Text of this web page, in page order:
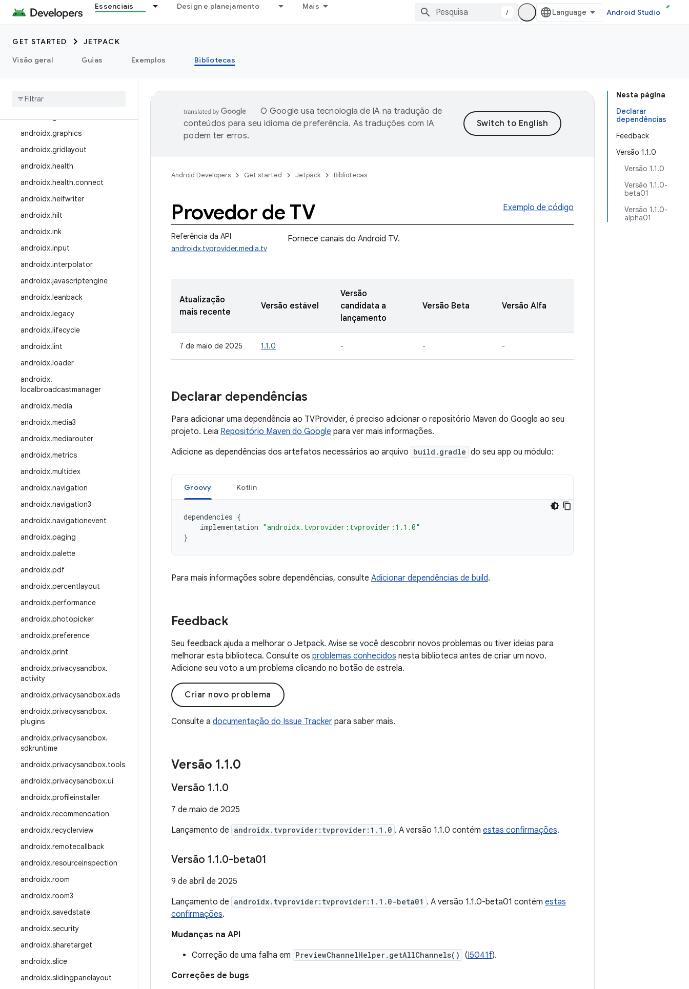
Essenciais Design e planejamento Mais
/ Android Studio
GET STARTED
JETPACK
Visão geral
Guias Exemplos Bibliotecas
androidx.emoji2
androidx
androidx.graphics
androidx.gridlayout
androidx.health
androidx.health.connect
androidx.heifwriter
androidx.hilt
androidx.ink
androidx.input
androidx.interpolator
androidx.javascriptengine
androidx.leanback
androidx.legacy
androidx.lifecycle
androidx.lint
androidx.loader
androidx.
localbroadcastmanager
androidx.media
androidx.media3
androidx.mediarouter
androidx.metrics
androidx.multidex
androidx.navigation
androidx.navigation3
androidx.navigationevent
androidx.paging
androidx.palette
androidx.pdf
androidx.percentlayout
androidx.performance
androidx.photopicker
androidx.preference
androidx.print
androidx.privacysandbox.
activity
androidx.privacysandbox.ads
androidx.privacysandbox.
plugins
androidx.privacysandbox.
sdkruntime
androidx.privacysandbox.tools
androidx.privacysandbox.ui
androidx.profileinstaller
androidx.recommendation
androidx.recyclerview
androidx.remotecallback
androidx.resourceinspection
androidx.room
androidx.room3
androidx.savedstate
androidx.security
androidx.sharetarget
androidx.slice
androidx.slidingpanelayout
Nesta página
Declarar
dependências
Feedback
Versão 1.1.0
Versão 1.1.0
Versão 1.1.0-
beta01
Versão 1.1.0-
alpha01
O Google usa tecnologia de IA na tradução de
conteúdos para seu idioma de preferência. As traduções com IA
podem ter erros.
Android Developers Get started Jetpack Bibliotecas
Provedor de TV Exemplo de código
Referência da API
androidx.tvprovider.media.tv
Fornece canais do Android TV.
Atualização
mais recente
Versão estável
Versão
candidata a
lançamento
Versão Beta Versão Alfa
7 de maio de 2025 1.1.0 - - -
Declarar dependências
Para adicionar uma dependência ao TVProvider, é preciso adicionar o repositório Maven do Google ao seu
projeto. Leia Repositório Maven do Google para ver mais informações.
Adicione as dependências dos artefatos necessários ao arquivo build.gradle do seu app ou módulo:
Groovy Kotlin
dependencies {
implementation "androidx.tvprovider:tvprovider:1.1.0"
}
Para mais informações sobre dependências, consulte Adicionar dependências de build.
Feedback
Seu feedback ajuda a melhorar o Jetpack. Avise se você descobrir novos problemas ou tiver ideias para
melhorar esta biblioteca. Consulte os problemas conhecidos nesta biblioteca antes de criar um novo.
Adicione seu voto a um problema clicando no botão de estrela.
Criar novo problema
Consulte a documentação do Issue Tracker para saber mais.
Versão 1.1.0
Versão 1.1.0
7 de maio de 2025
Lançamento de androidx.tvprovider:tvprovider:1.1.0 . A versão 1.1.0 contém estas confirmações.
Versão 1.1.0-beta01
9 de abril de 2025
Lançamento de androidx.tvprovider:tvprovider:1.1.0-beta01 . A versão 1.1.0-beta01 contém estas
confirmações.
Mudanças na API
Correção de uma falha em PreviewChannelHelper.getAllChannels() (I5041f).
Correções de bugs